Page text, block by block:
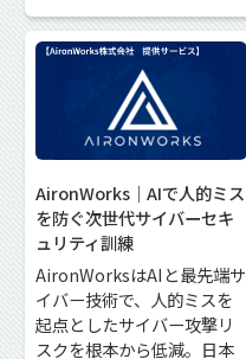
AironWorks｜AIで人的ミス
を防ぐ次世代サイバーセキ
ュリティ訓練
AironWorksはAIと最先端サ
イバー技術で、人的ミスを
起点としたサイバー攻撃リ
スクを根本から低減。日本